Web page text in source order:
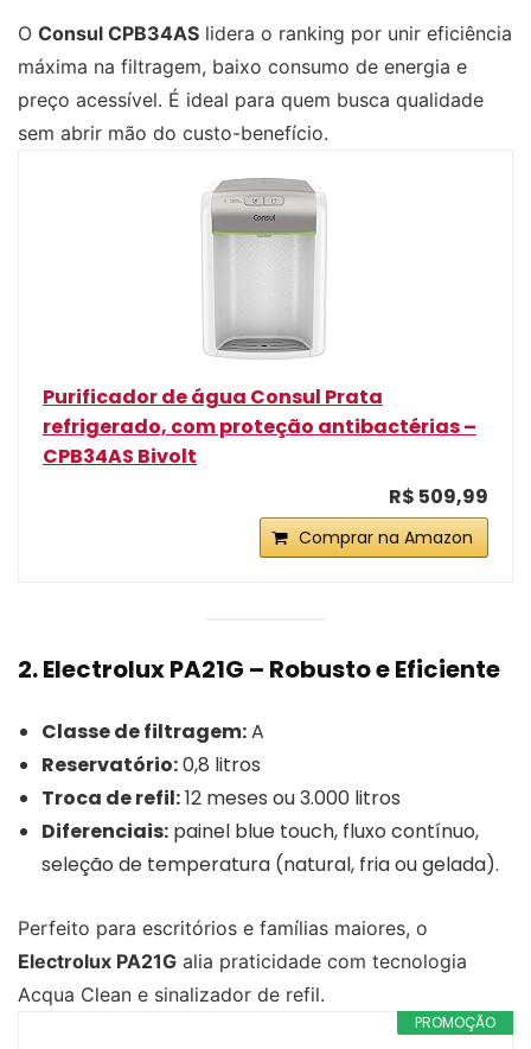
O Consul CPB34AS lidera o ranking por unir eficiência
máxima na filtragem, baixo consumo de energia e
preço acessível. É ideal para quem busca qualidade
sem abrir mão do custo-benefício.
Purificador de água Consul Prata
refrigerado, com proteção antibactérias –
CPB34AS Bivolt
R$ 509,99
Comprar na Amazon
2. Electrolux PA21G – Robusto e Eficiente
Classe de filtragem:A
Reservatório:0,8 litros
Troca de refil:12 meses ou 3.000 litros
Diferenciais: painel blue touch, fluxo contínuo,
seleção de temperatura (natural, fria ou gelada).
Perfeito para escritórios e famílias maiores, o
Electrolux PA21G alia praticidade com tecnologia
Acqua Clean e sinalizador de refil.
PROMOÇÃO